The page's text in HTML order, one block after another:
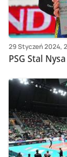
29 Styczeń 2024,
PSG Stal